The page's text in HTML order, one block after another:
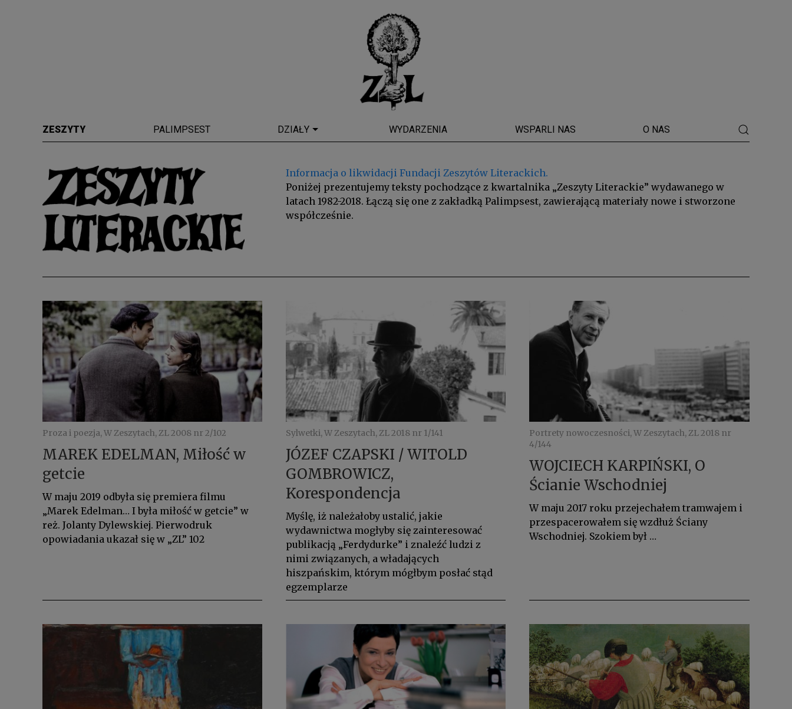
ZESZYTY PALIMPSEST DZIAŁY WYDARZENIA WSPARLI NAS O NAS
Informacja o likwidacji Fundacji Zeszytów Literackich.
Poniżej prezentujemy teksty pochodzące z kwartalnika „Zeszyty Literackie” wydawanego w
latach 1982-2018. Łączą się one z zakładką Palimpsest, zawierającą materiały nowe i stworzone
współcześnie.
Proza i poezja, W Zeszytach, ZL 2008 nr 2/102
MAREK EDELMAN, Miłość w
getcie
W maju 2019 odbyła się premiera filmu
„Marek Edelman… I była miłość w getcie” w
reż. Jolanty Dylewskiej. Pierwodruk
opowiadania ukazał się w „ZL” 102
Sylwetki, W Zeszytach, ZL 2018 nr 1/141
JÓZEF CZAPSKI / WITOLD
GOMBROWICZ,
Korespondencja
Myślę, iż należałoby ustalić, jakie
wydawnictwa mogłyby się zainteresować
publikacją „Ferdydurke” i znaleźć ludzi z
nimi związanych, a władających
hiszpańskim, którym mógłbym posłać stąd
egzemplarze
Portrety nowoczesności, W Zeszytach, ZL 2018 nr
4/144
WOJCIECH KARPIŃSKI, O
Ścianie Wschodniej
W maju 2017 roku przejechałem tramwajem i
przespacerowałem się wzdłuż Ściany
Wschodniej. Szokiem był …